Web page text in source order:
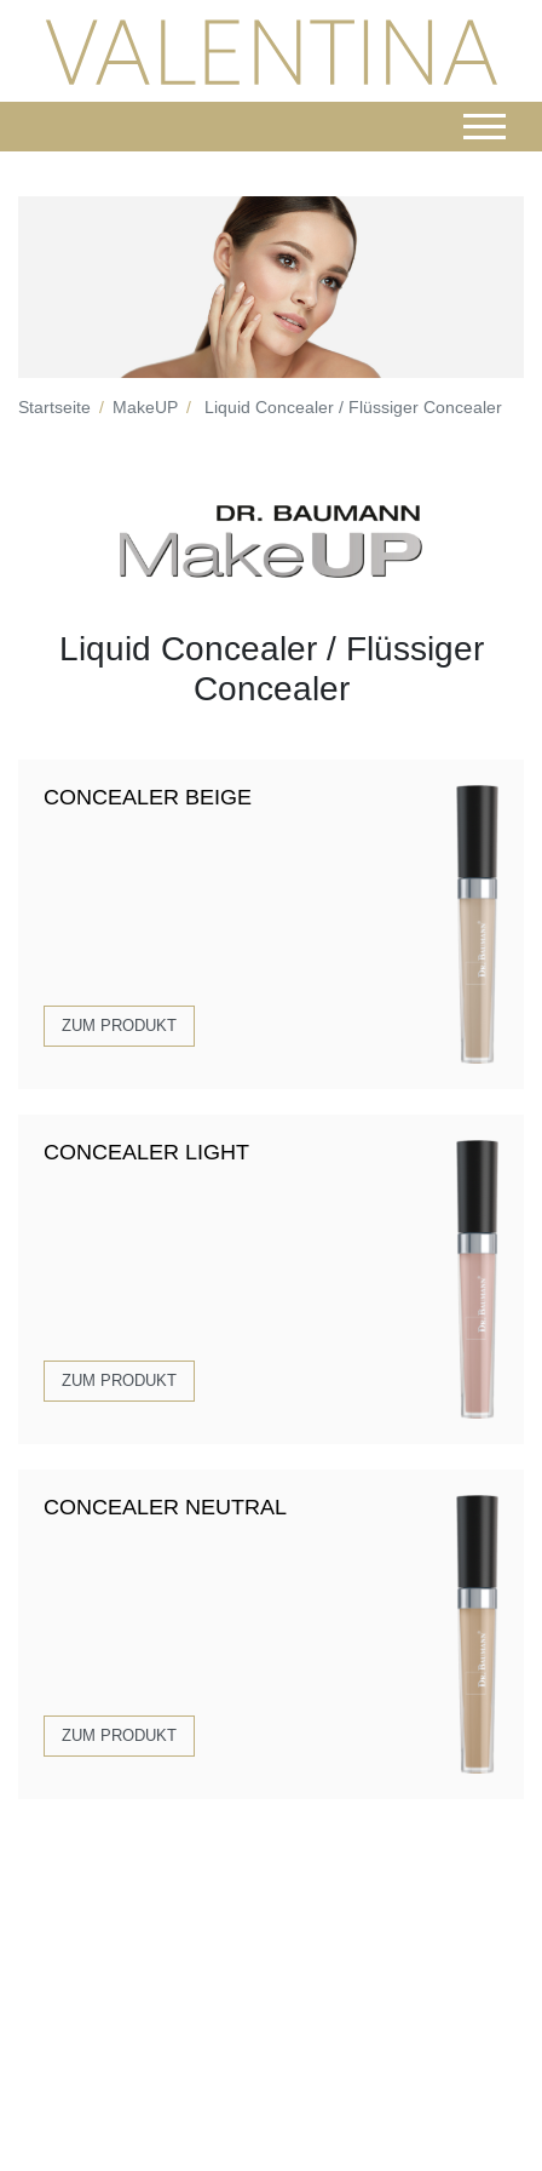
Startseite MakeUP Liquid Concealer / Flüssiger Concealer
Liquid Concealer / Flüssiger
Concealer
CONCEALER BEIGE
ZUM PRODUKT
CONCEALER LIGHT
ZUM PRODUKT
CONCEALER NEUTRAL
ZUM PRODUKT